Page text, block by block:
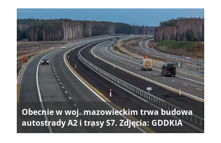
Obecnie w woj. mazowieckim trwa budowa
autostrady A2 i trasy S7. Zdjęcia: GDDKIA